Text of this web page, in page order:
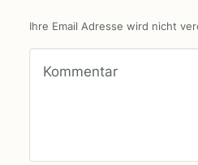
Ihre Email Adresse wird nicht
Kommentar